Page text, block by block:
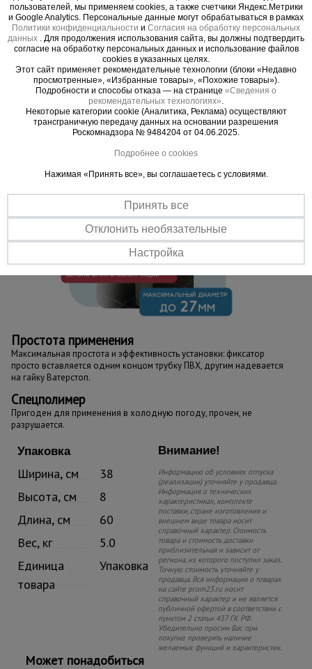
плотное прилегание и надежное закрепление в трубке ПВХ.
Материал изготовления
Произведен из прочного полимера с применением спецприсадок,
что позволяет применять его совместно с гайкой Ватерстоп там,
где требуются особые прочностные и водонепроницаемые
характеристики.
Простота применения
Максимальная простота и эффективность установки: фиксатор
просто вставляется одним концом трубку ПВХ, другим надевается
на гайку Ватерстоп.
Спецполимер
Пригоден для применения в холодную погоду, прочен, не
разрушается.
Упаковка
Ширина, см
38
Высота, см
8
Длина, см
60
Вес, кг
5.0
Единица
товара
Упаковка
Внимание!
Информацию об условиях отпуска
(реализации) уточняйте у продавца.
Информация о технических
характеристиках, комплекте
поставки, стране изготовления и
внешнем виде товара носит
справочный характер. Стоимость
товара и стоимость доставки
приблизительная и зависит от
региона, из которого поступил заказ.
Точную стоимость уточняйте у
продавца. Вся информация о товарах
на сайте prom23.ru носит
справочный характер и не является
публичной офертой в соответствии с
пунктом 2 статьи 437 ГК РФ.
Убедительно просим Вас при
покупке проверять наличие
желаемых функций и характеристик.
Может понадобиться
пользователей, мы применяем cookies, а также счетчики Яндекс.Метрики
и Google Analytics. Персональные данные могут обрабатываться в рамках
Политики конфиденциальности и Согласия на обработку персональных
данных
. Для продолжения использования сайта, вы должны подтвердить
согласие на обработку персональных данных и использование файлов
cookies в указанных целях.
Этот сайт применяет рекомендательные технологии (блоки «Недавно
просмотренные», «Избранные товары», «Похожие товары»).
Подробности и способы отказа — на странице «Сведения о
рекомендательных технологиях»
Некоторые категории cookie (Аналитика, Реклама) осуществляют
трансграничную передачу данных на основании разрешения
Роскомнадзора № 9484204 от 04.06.2025.
Подробнее о cookies
Нажимая «Принять все», вы соглашаетесь с условиями.
Принять все
Отклонить необязательные
Настройка